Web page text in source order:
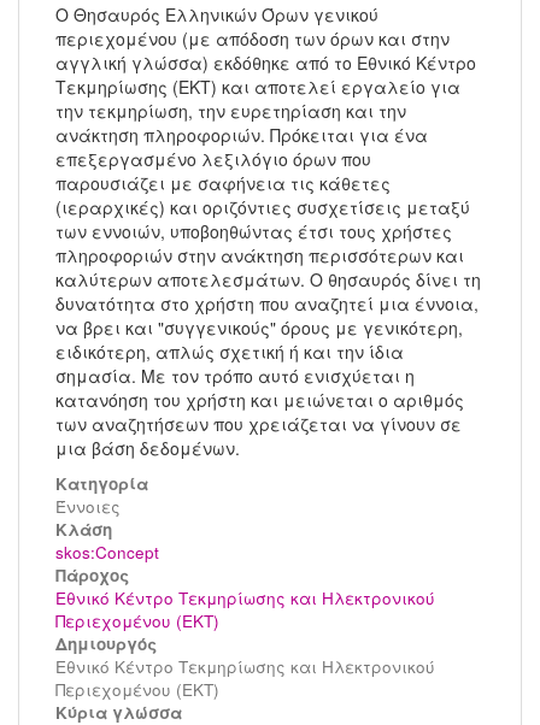
Ο Θησαυρός Ελληνικών Όρων γενικού
περιεχομένου (με απόδοση των όρων και στην
αγγλική γλώσσα) εκδόθηκε από το Εθνικό Κέντρο
Τεκμηρίωσης (ΕΚΤ) και αποτελεί εργαλείο για
την τεκμηρίωση, την ευρετηρίαση και την
ανάκτηση πληροφοριών. Πρόκειται για ένα
επεξεργασμένο λεξιλόγιο όρων που
παρουσιάζει με σαφήνεια τις κάθετες
(ιεραρχικές) και οριζόντιες συσχετίσεις μεταξύ
των εννοιών, υποβοηθώντας έτσι τους χρήστες
πληροφοριών στην ανάκτηση περισσότερων και
καλύτερων αποτελεσμάτων. Ο θησαυρός δίνει τη
δυνατότητα στο χρήστη που αναζητεί μια έννοια,
να βρει και "συγγενικούς" όρους με γενικότερη,
ειδικότερη, απλώς σχετική ή και την ίδια
σημασία. Με τον τρόπο αυτό ενισχύεται η
κατανόηση του χρήστη και μειώνεται ο αριθμός
των αναζητήσεων που χρειάζεται να γίνουν σε
μια βάση δεδομένων.
Κατηγορία
Έννοιες
Kλάση
skos:Concept
Πάροχος
Εθνικό Κέντρο Τεκμηρίωσης και Ηλεκτρονικού
Περιεχομένου (ΕΚΤ)
Δημιουργός
Εθνικό Κέντρο Τεκμηρίωσης και Ηλεκτρονικού
Περιεχομένου (ΕΚΤ)
Κύρια γλώσσα